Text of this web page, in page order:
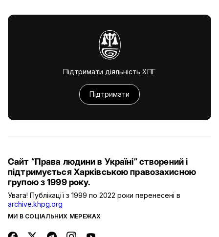
Підтримати діяльність ХПГ
Підтримати
МИ В СОЦІАЛЬНИХ МЕРЕЖАХ
Сайт “Права людини в Україні” створений і
підтримується Харківською правозахисною
групою з 1999 року.
Увага! Публікації з 1999 по 2022 роки перенесені в
archive.khpg.org